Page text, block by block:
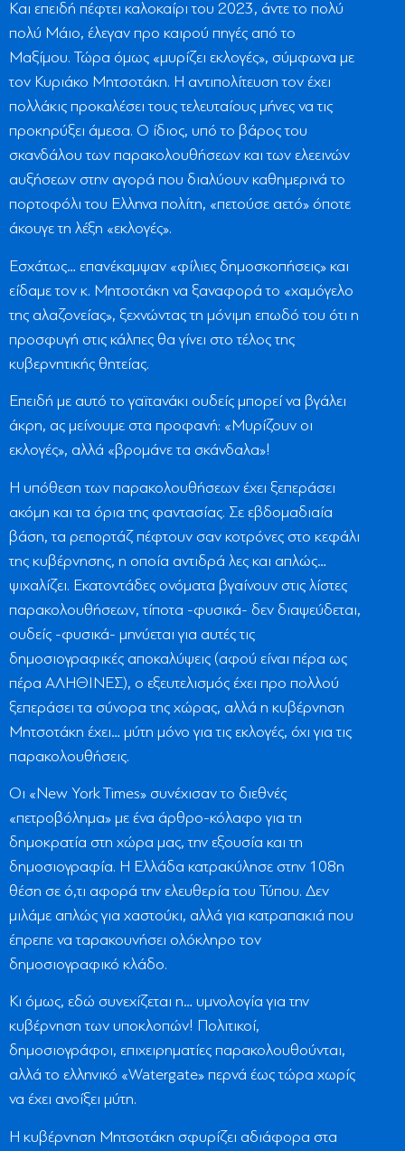
Και επειδή πέφτει καλοκαίρι του 2023, άντε το πολύ
πολύ Μάιο, έλεγαν προ καιρού πηγές από το
Μαξίμου. Τώρα όμως «μυρίζει εκλογές», σύμφωνα με
τον Κυριάκο Μητσοτάκη. Η αντιπολίτευση τον έχει
πολλάκις προκαλέσει τους τελευταίους μήνες να τις
προκηρύξει άμεσα. Ο ίδιος, υπό το βάρος του
σκανδάλου των παρακολουθήσεων και των ελεεινών
αυξήσεων στην αγορά που διαλύουν καθημερινά το
πορτοφόλι του Ελληνα πολίτη, «πετούσε αετό» όποτε
άκουγε τη λέξη «εκλογές».
Εσχάτως… επανέκαμψαν «φίλιες δημοσκοπήσεις» και
είδαμε τον κ. Μητσοτάκη να ξαναφορά το «χαμόγελο
της αλαζονείας», ξεχνώντας τη μόνιμη επωδό του ότι η
προσφυγή στις κάλπες θα γίνει στο τέλος της
κυβερνητικής θητείας.
Επειδή με αυτό το γαϊτανάκι ουδείς μπορεί να βγάλει
άκρη, ας μείνουμε στα προφανή: «Μυρίζουν οι
εκλογές», αλλά «βρομάνε τα σκάνδαλα»!
Η υπόθεση των παρακολουθήσεων έχει ξεπεράσει
ακόμη και τα όρια της φαντασίας. Σε εβδομαδιαία
βάση, τα ρεπορτάζ πέφτουν σαν κοτρόνες στο κεφάλι
της κυβέρνησης, η οποία αντιδρά λες και απλώς…
ψιχαλίζει. Εκατοντάδες ονόματα βγαίνουν στις λίστες
παρακολουθήσεων, τίποτα -φυσικά- δεν διαψεύδεται,
ουδείς -φυσικά- μηνύεται για αυτές τις
δημοσιογραφικές αποκαλύψεις (αφού είναι πέρα ως
πέρα ΑΛΗΘΙΝΕΣ), ο εξευτελισμός έχει προ πολλού
ξεπεράσει τα σύνορα της χώρας, αλλά η κυβέρνηση
Μητσοτάκη έχει… μύτη μόνο για τις εκλογές, όχι για τις
παρακολουθήσεις.
Οι «New York Times» συνέχισαν το διεθνές
«πετροβόλημα» με ένα άρθρο-κόλαφο για τη
δημοκρατία στη χώρα μας, την εξουσία και τη
δημοσιογραφία. Η Ελλάδα κατρακύλησε στην 108η
θέση σε ό,τι αφορά την ελευθερία του Τύπου. Δεν
μιλάμε απλώς για χαστούκι, αλλά για κατραπακιά που
έπρεπε να ταρακουνήσει ολόκληρο τον
δημοσιογραφικό κλάδο.
Κι όμως, εδώ συνεχίζεται η… υμνολογία για την
κυβέρνηση των υποκλοπών! Πολιτικοί,
δημοσιογράφοι, επιχειρηματίες παρακολουθούνται,
αλλά το ελληνικό «Watergate» περνά έως τώρα χωρίς
να έχει ανοίξει μύτη.
Η κυβέρνηση Μητσοτάκη σφυρίζει αδιάφορα στα